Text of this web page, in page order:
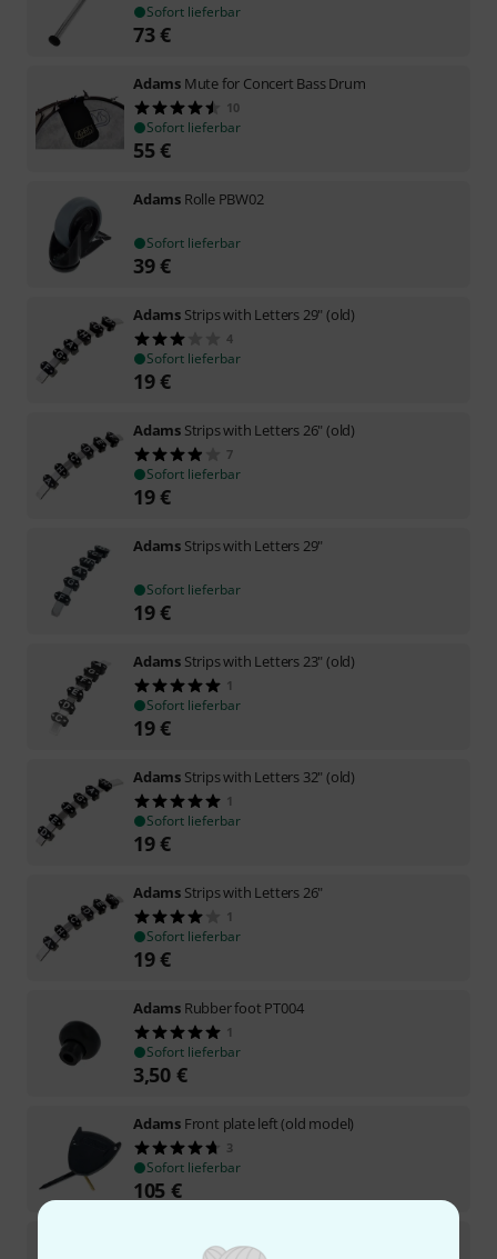
Sofort lieferbar
73€
Adams Mute for Concert Bass Drum
10
Sofort lieferbar
55€
Adams Rolle PBW02
Sofort lieferbar
39€
Adams Strips with Letters 29" (old)
4
Sofort lieferbar
19€
Adams Strips with Letters 26" (old)
7
Sofort lieferbar
19€
Adams Strips with Letters 29"
Sofort lieferbar
19€
Adams Strips with Letters 23" (old)
1
Sofort lieferbar
19€
Adams Strips with Letters 32" (old)
1
Sofort lieferbar
19€
Adams Strips with Letters 26"
1
Sofort lieferbar
19€
Adams Rubber foot PT004
1
Sofort lieferbar
3,50 €
Adams Front plate left (old model)
3
Sofort lieferbar
105 €